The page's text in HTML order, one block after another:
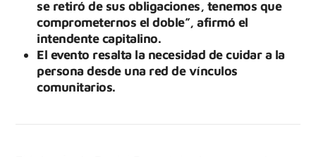
se retiró de sus obligaciones, tenemos que
comprometernos el doble”, afirmó el
intendente capitalino.
El evento resalta la necesidad de cuidar a la
persona desde una red de vínculos
comunitarios.